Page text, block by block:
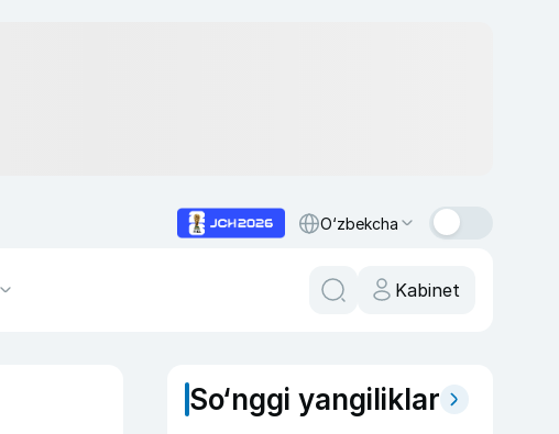
O‘zbekcha
Kabinet
So‘nggi yangiliklar